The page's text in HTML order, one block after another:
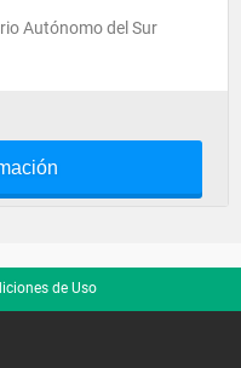
Autónomo del Sur
de Uso